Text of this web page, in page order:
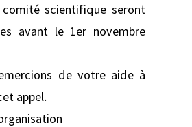
scientifique seront
avant le 1er novembre
de votre aide à
appel.